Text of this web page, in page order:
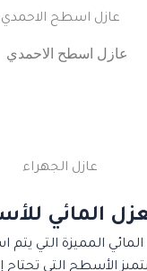
عازل اسطح الاحمدي
المائي
المائي المميزة التي
الأسطح التي تحتاج